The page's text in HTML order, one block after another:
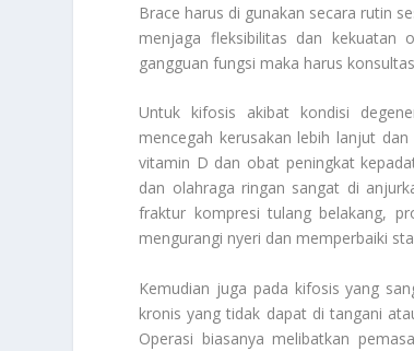
Brace harus di gunakan secara rutin
menjaga fleksibilitas dan kekuatan
gangguan fungsi maka harus
Untuk kifosis akibat kondisi
mencegah kerusakan lebih lanjut
vitamin D dan obat peningkat
dan olahraga ringan sangat di
fraktur kompresi tulang belakang,
mengurangi nyeri dan memperbaiki
Kemudian juga pada kifosis yang
kronis yang tidak dapat di tangani
Operasi biasanya melibatkan